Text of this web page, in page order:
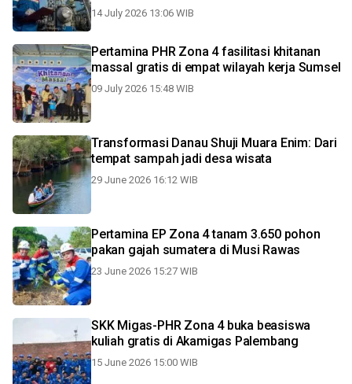
14 July 2026 13:06 WIB
Pertamina PHR Zona 4 fasilitasi khitanan
massal gratis di empat wilayah kerja Sumsel
09 July 2026 15:48 WIB
Transformasi Danau Shuji Muara Enim: Dari
tempat sampah jadi desa wisata
29 June 2026 16:12 WIB
Pertamina EP Zona 4 tanam 3.650 pohon
pakan gajah sumatera di Musi Rawas
23 June 2026 15:27 WIB
SKK Migas-PHR Zona 4 buka beasiswa
kuliah gratis di Akamigas Palembang
15 June 2026 15:00 WIB